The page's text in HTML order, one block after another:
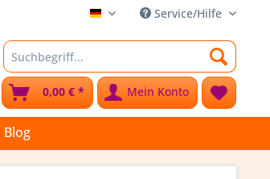
Stoffkleks Service/Hilfe
Mein Konto
0,00 € *
Blog